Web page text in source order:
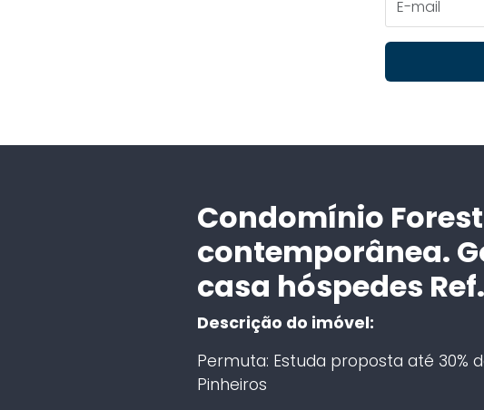
Condomínio
contemporânea.
casa hóspedes Ref.
Descrição do imóvel:
Permuta: Estuda proposta até 30%
Pinheiros